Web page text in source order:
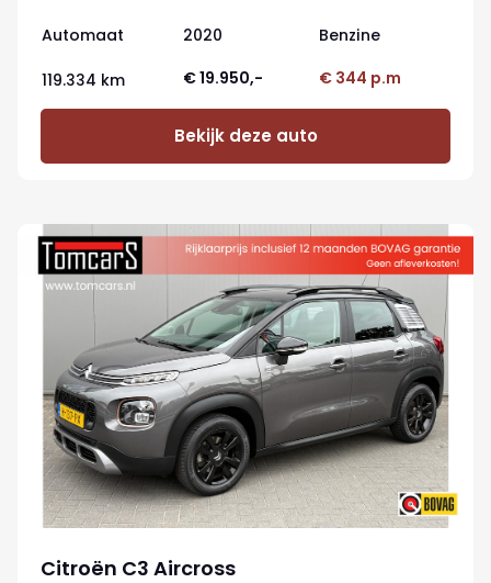
Automaat 2020 Benzine
119.334 km € 19.950,- € 344 p.m
Bekijk deze auto
Citroën C3 Aircross